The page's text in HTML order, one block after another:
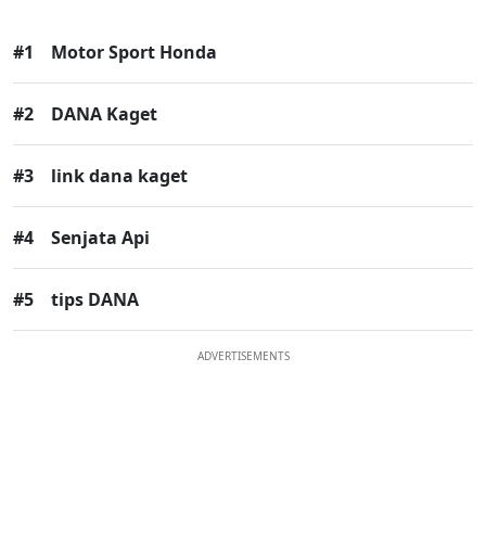
#1 Motor Sport Honda
#2 DANA Kaget
#3 link dana kaget
#4 Senjata Api
#5 tips DANA
ADVERTISEMENTS